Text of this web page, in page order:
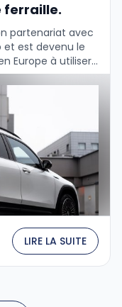
ferraille.
partenariat avec
et est devenu le
Europe à utiliser
en …
LIRE LA SUITE